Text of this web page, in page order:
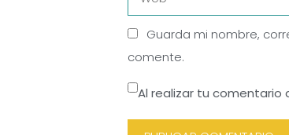
Guarda mi nombre,
comente.
Al realizar tu comentario